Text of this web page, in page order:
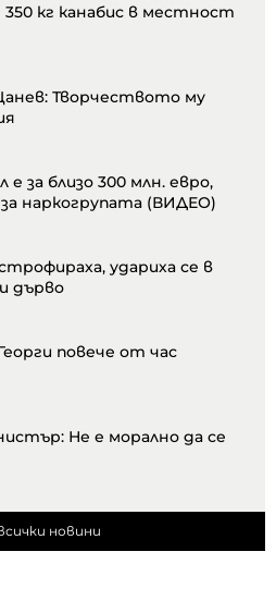
350 кг канабис в местност
Творчеството му
за близо 300 млн. евро,
наркогрупата (ВИДЕО)
удариха се в
дърво
повече от час
Не е морално да се
новини